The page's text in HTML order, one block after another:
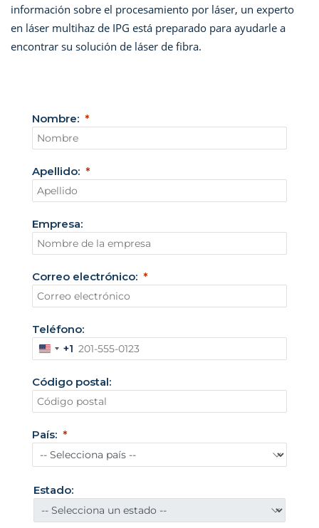
información sobre el procesamiento por láser, un experto
en láser multihaz de IPG está preparado para ayudarle a
encontrar su solución de láser de fibra.
Nombre:
Apellido:
Empresa:
Correo electrónico:
Teléfono:
E
t
a
d
o
s
n
i
+1
Código postal:
País:
Estado: